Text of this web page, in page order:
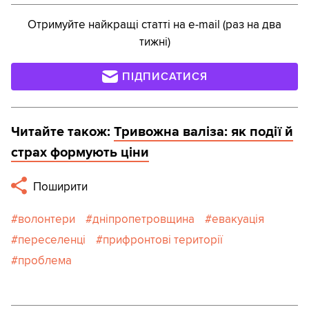
Отримуйте найкращі статті на e-mail (раз на два
тижні)
ПІДПИСАТИСЯ
Читайте також: Тривожна валіза: як події й
страх формують ціни
Поширити
волонтери дніпропетровщина
евакуація
переселенці
прифронтові території
проблема